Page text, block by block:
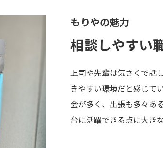
もりやの魅力
相談しやすい
上司や先輩は気さくで話
きやすい環境だと感じて
会が多く、出張も多々あ
台に活躍できる点に大き